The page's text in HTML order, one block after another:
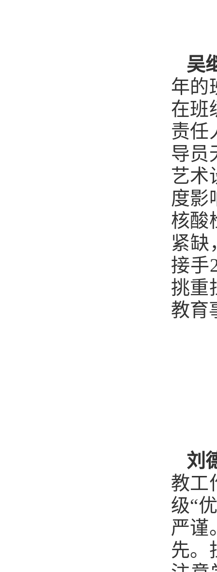
吴
年的
在班
责任
导员
艺术
度影
核酸
紧缺
接手
挑重
教育
刘
教工
级“
严谨
先。